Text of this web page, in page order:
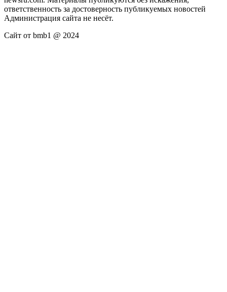
ответственность за достоверность публикуемых новостей
Администрация сайта не несёт.
Сайт от bmb1 @ 2024